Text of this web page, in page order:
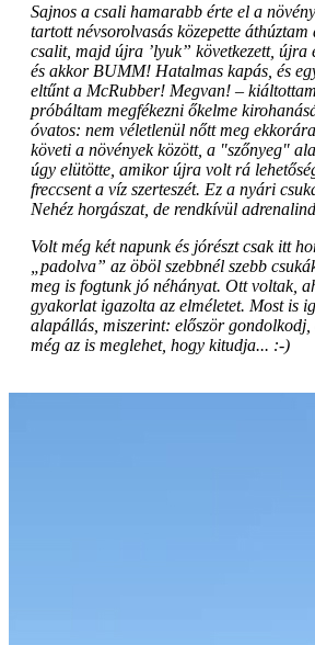
Sajnos a csali hamarabb érte el a
tartott névsorolvasás közepette
csalit, majd újra ’lyuk” következett, újra
és akkor BUMM! Hatalmas kapás, és
eltűnt a McRubber! Megvan! –
próbáltam megfékezni őkelme
óvatos: nem véletlenül nőtt meg
követi a növények között, a "szőnyeg"
úgy elütötte, amikor újra volt rá
freccsent a víz szerteszét. Ez a nyári
Nehéz horgászat, de rendkívül
Volt még két napunk és jórészt csak itt
„padolva” az öböl szebbnél szebb
meg is fogtunk jó néhányat. Ott voltak,
gyakorlat igazolta az elméletet. Most is
alapállás, miszerint: először
még az is meglehet, hogy kitudja... :-)